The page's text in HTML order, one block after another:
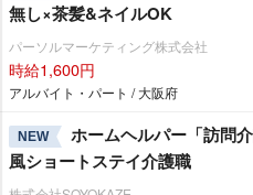
無し×茶髪&ネイルOK
パーソルマーケティング株式会社
時給1,600円
アルバイト・パート / 大阪府
NEW
ホームヘルパー「訪問
風ショートステイ介護職